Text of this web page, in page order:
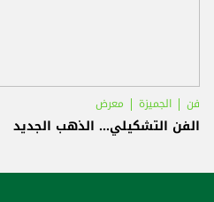
فن الجميزة معرض
الفن التشكيلي... الذهب الجديد